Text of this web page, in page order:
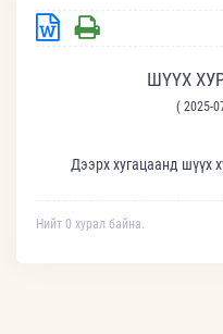
ШҮҮХ
( 2025-
Дээрх хугацаанд шүүх
Нийт 0 хурал байна.